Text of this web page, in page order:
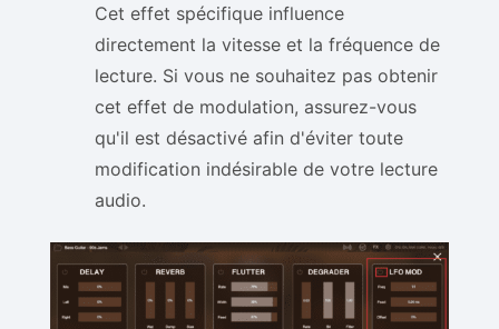
Cet effet spécifique influence
directement la vitesse et la fréquence de
lecture. Si vous ne souhaitez pas obtenir
cet effet de modulation, assurez-vous
qu'il est désactivé afin d'éviter toute
modification indésirable de votre lecture
audio.